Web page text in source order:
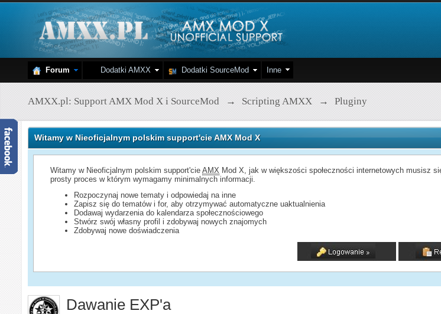
Forum Dodatki AMXX Dodatki SourceMod Inne
AMXX.pl: Support AMX Mod X i SourceMod → Scripting AMXX → Pluginy
Witamy w Nieoficjalnym polskim support'cie AMX Mod X
Witamy w Nieoficjalnym polskim support'cieAMX Mod X, jak w większości społeczności internetowych musisz
prosty proces w którym wymagamy minimalnych informacji.
Rozpoczynaj nowe tematy i odpowiedaj na inne
Zapisz się do tematów i for, aby otrzymywać automatyczne uaktualnienia
Dodawaj wydarzenia do kalendarza społecznościowego
Stwórz swój własny profil i zdobywaj nowych znajomych
Zdobywaj nowe doświadczenia
Dawanie EXP'a